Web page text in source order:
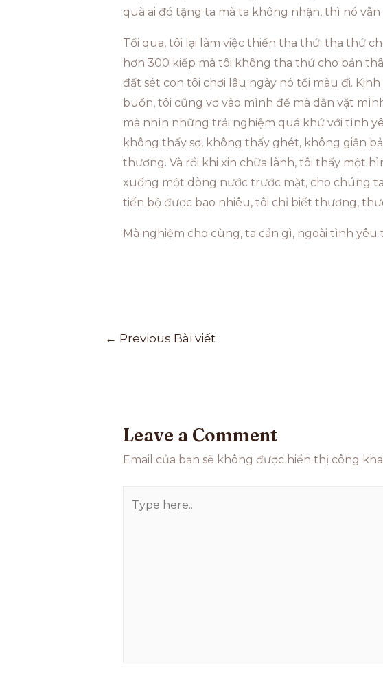
quà ai đó tặng ta mà ta không nhận, thì nó
Tối qua, tôi lại làm việc thiền tha thứ: tha thứ
hơn 300 kiếp mà tôi không tha thứ cho bản
đất sét con tôi chơi lâu ngày nó tối màu đi.
buồn, tôi cũng vơ vào mình để mà dằn vặt
mà nhìn những trải nghiệm quá khứ với tình
không thấy sợ, không thấy ghét, không giận
thương. Và rồi khi xin chữa lành, tôi thấy một
xuống một dòng nước trước mặt, cho chúng
tiến bộ được bao nhiêu, tôi chỉ biết thương,
Mà nghiệm cho cùng, ta cần gì, ngoài tình yêu
← Previous Bài viết
Leave a Comment
Email của bạn sẽ không được hiển thị công